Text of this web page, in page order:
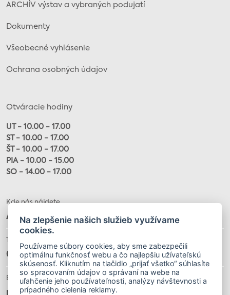
ARCHÍV výstav a vybraných podujatí
Dokumenty
Všeobecné vyhlásenie
Ochrana osobných údajov
Otváracie hodiny
UT - 10.00 - 17.00
ST - 10.00 - 17.00
ŠT - 10.00 - 17.00
PIA - 10.00 - 15.00
SO - 14.00 - 17.00
Kde nás nájdete
Alžbetina 20, 040 01
055 / 622 32 34
E-mail
muzeumloffler@gmail.com
Na zlepšenie našich služieb využívame
cookies.
Používame súbory cookies, aby sme zabezpečili
optimálnu funkčnosť webu a čo najlepšiu užívateľskú
skúsenosť. Kliknutím na tlačidlo „prijať všetko“ súhlasíte
so spracovaním údajov o správaní na webe na
uľahčenie jeho používateľnosti, analýzy návštevnosti a
prípadného cielenia reklamy.